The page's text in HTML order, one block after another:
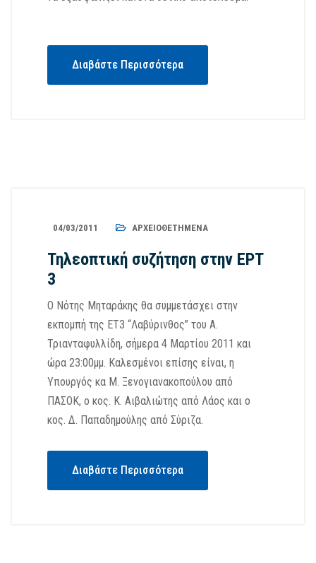
Διαβάστε Περισσότερα
04/03/2011 ΑΡΧΕΙΟΘΕΤΗΜΈΝΑ
Τηλεοπτική συζήτηση στην ΕΡΤ
3
Ο Νότης Μηταράκης θα συμμετάσχει στην
εκπομπή της ΕΤ3 “Λαβύρινθος” του Α.
Τριανταφυλλίδη, σήμερα 4 Μαρτίου 2011 και
ώρα 23:00μμ. Καλεσμένοι επίσης είναι, η
Υπουργός κα Μ. Ξενογιανακοπούλου από
ΠΑΣΟΚ, ο κος. Κ. Αιβαλιώτης από Λάος και ο
κος. Δ. Παπαδημούλης από Σύριζα.
Διαβάστε Περισσότερα